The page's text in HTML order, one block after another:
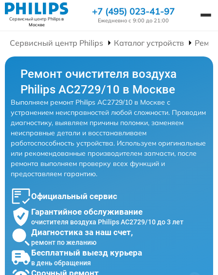
Сервисный центр Philipsв
Москве
+7 (495) 023-41-97
Ежедневно с 9:00 до 21:00
Сервисный центр Philips Каталог устройств
Ремонт очистителя воздуха
Philips AC2729/10 в Москве
Выполняем ремонт Philips AC2729/10 в Москве с
устранением неисправностей любой сложности. Проводим
диагностику, выявляем причины поломки, заменяем
неисправные детали и восстанавливаем
работоспособность устройства. Используем оригинальные
или рекомендованные производителем запчасти, после
ремонта выполняем проверку всех функций и
предоставляем гарантию.
Официальный сервис
Гарантийное обслуживание
очистителя воздуха Philips AC2729/10 до 3 лет
Диагностика за наш счет,
ремонт по желанию
Бесплатный выезд курьера
в день обращения
Срочный ремонт